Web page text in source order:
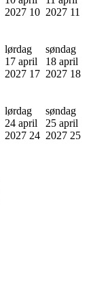
2027 10 2027 11
lørdag
17 april
2027 17
søndag
18 april
2027 18
lørdag
24 april
2027 24
søndag
25 april
2027 25